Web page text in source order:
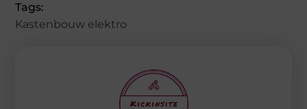
Tags:
Kastenbouw elektro